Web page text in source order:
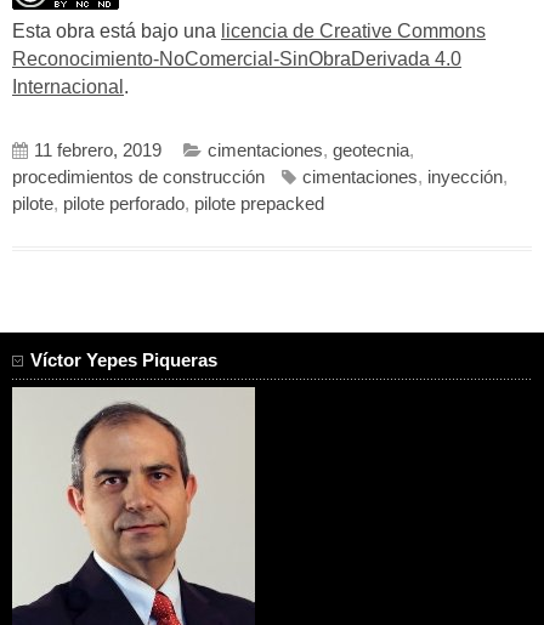
Esta obra está bajo una licencia de Creative Commons
Reconocimiento-NoComercial-SinObraDerivada 4.0
Internacional .
11 febrero, 2019 cimentaciones, geotecnia,
procedimientos de construcción
cimentaciones, inyección,
pilote, pilote perforado, pilote prepacked
Víctor Yepes Piqueras